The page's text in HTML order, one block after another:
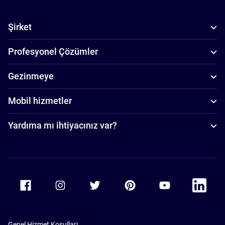
Şirket
Profesyonel Çözümler
Gezinmeye
Mobil hizmetler
Yardıma mı ihtiyacınız var?
Accor Facebook Accor TwitterAccor PinterestAccor Youtube
Accor